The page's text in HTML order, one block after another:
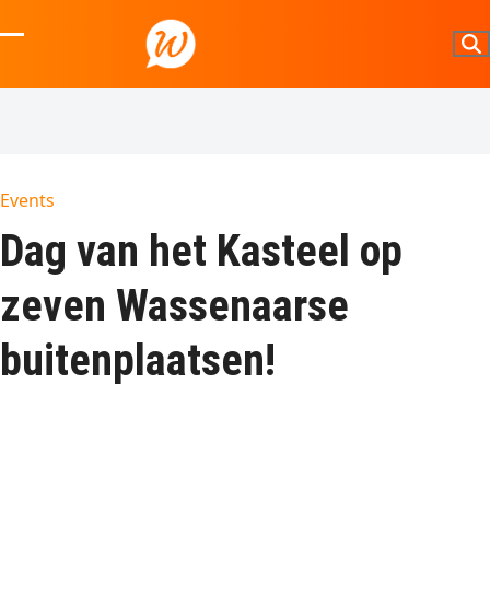
to
mobile
mobile
Events
Dag van het Kasteel op
zeven Wassenaarse
buitenplaatsen!